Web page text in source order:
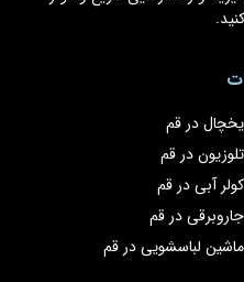
در قم
در قم
آبی در قم
در قم
لباسشویی در قم